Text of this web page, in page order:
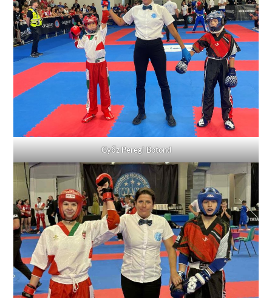
Győz Peregi Botond